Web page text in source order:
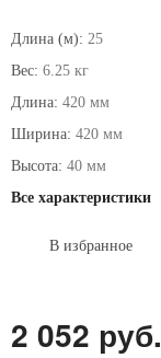
Длина (м): 25
Вес: 6.25 кг
Длина: 420 мм
Ширина: 420 мм
Высота: 40 мм
Все характеристики
В избранное
2 052 руб.